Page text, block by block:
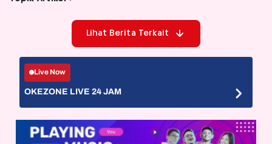
Lihat Berita Terkait
Live Now
OKEZONE LIVE 24 JAM